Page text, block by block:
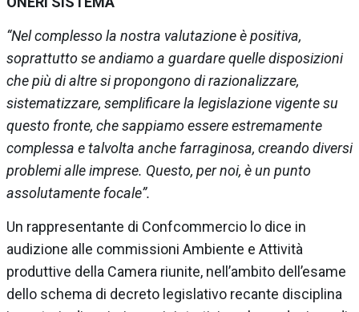
“Nel complesso la nostra valutazione è positiva,
soprattutto se andiamo a guardare quelle disposizioni
che più di altre si propongono di razionalizzare,
sistematizzare, semplificare la legislazione vigente su
questo fronte, che sappiamo essere estremamente
complessa e talvolta anche farraginosa, creando diversi
problemi alle imprese. Questo, per noi, è un punto
assolutamente focale”.
Un rappresentante di Confcommercio lo dice in
audizione alle commissioni Ambiente e Attività
produttive della Camera riunite, nell’ambito dell’esame
dello schema di decreto legislativo recante disciplina